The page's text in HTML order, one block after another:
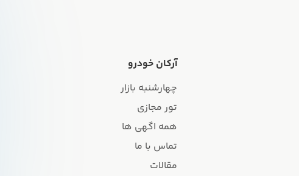
آرکان خودرو
چهارشنبه بازار
تور مجازی
همه اگهی ها
تماس با ما
مقالات